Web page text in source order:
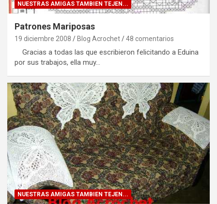
NUESTRAS AMIGAS TAMBIEN TEJEN...
Patrones Mariposas
19 diciembre 2008 Blog Acrochet 48 comentarios
Gracias a todas las que escribieron felicitando a Eduina
por sus trabajos, ella muy…
NUESTRAS AMIGAS TAMBIEN TEJEN...